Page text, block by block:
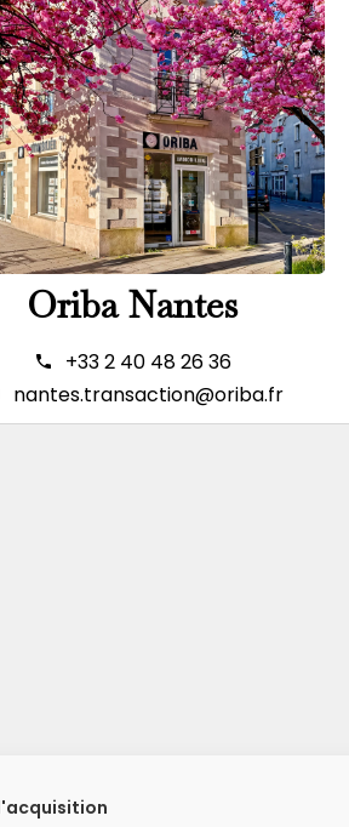
Oriba Nantes
+33 2 40 48 26 36
nantes.transaction@oriba.fr